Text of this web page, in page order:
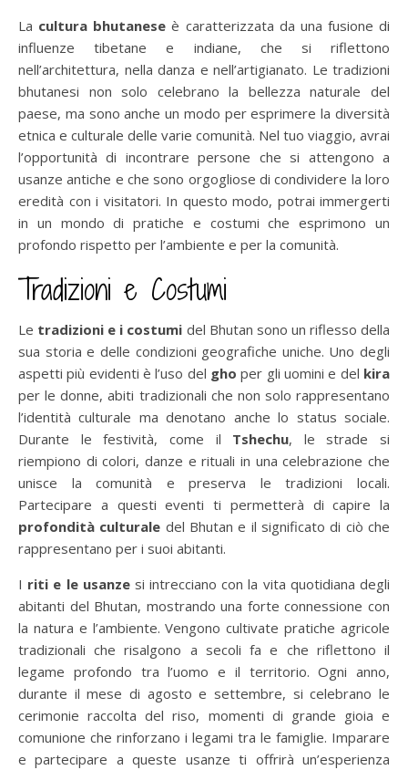
La cultura bhutanese è caratterizzata da una fusione di
influenze tibetane e indiane, che si riflettono
nell’architettura, nella danza e nell’artigianato. Le tradizioni
bhutanesi non solo celebrano la bellezza naturale del
paese, ma sono anche un modo per esprimere la diversità
etnica e culturale delle varie comunità. Nel tuo viaggio, avrai
l’opportunità di incontrare persone che si attengono a
usanze antiche e che sono orgogliose di condividere la loro
eredità con i visitatori. In questo modo, potrai immergerti
in un mondo di pratiche e costumi che esprimono un
profondo rispetto per l’ambiente e per la comunità.
Tradizioni e Costumi
Le tradizioni e i costumi del Bhutan sono un riflesso della
sua storia e delle condizioni geografiche uniche. Uno degli
aspetti più evidenti è l’uso del gho per gli uomini e del kira
per le donne, abiti tradizionali che non solo rappresentano
l’identità culturale ma denotano anche lo status sociale.
Durante le festività, come il Tshechu, le strade si
riempiono di colori, danze e rituali in una celebrazione che
unisce la comunità e preserva le tradizioni locali.
Partecipare a questi eventi ti permetterà di capire la
profondità culturale del Bhutan e il significato di ciò che
rappresentano per i suoi abitanti.
I riti e le usanzesi intrecciano con la vita quotidiana degli
abitanti del Bhutan, mostrando una forte connessione con
la natura e l’ambiente. Vengono cultivate pratiche agricole
tradizionali che risalgono a secoli fa e che riflettono il
legame profondo tra l’uomo e il territorio. Ogni anno,
durante il mese di agosto e settembre, si celebrano le
cerimonie raccolta del riso, momenti di grande gioia e
comunione che rinforzano i legami tra le famiglie. Imparare
e partecipare a queste usanze ti offrirà un’esperienza